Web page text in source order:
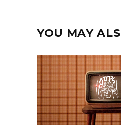
YOU MAY